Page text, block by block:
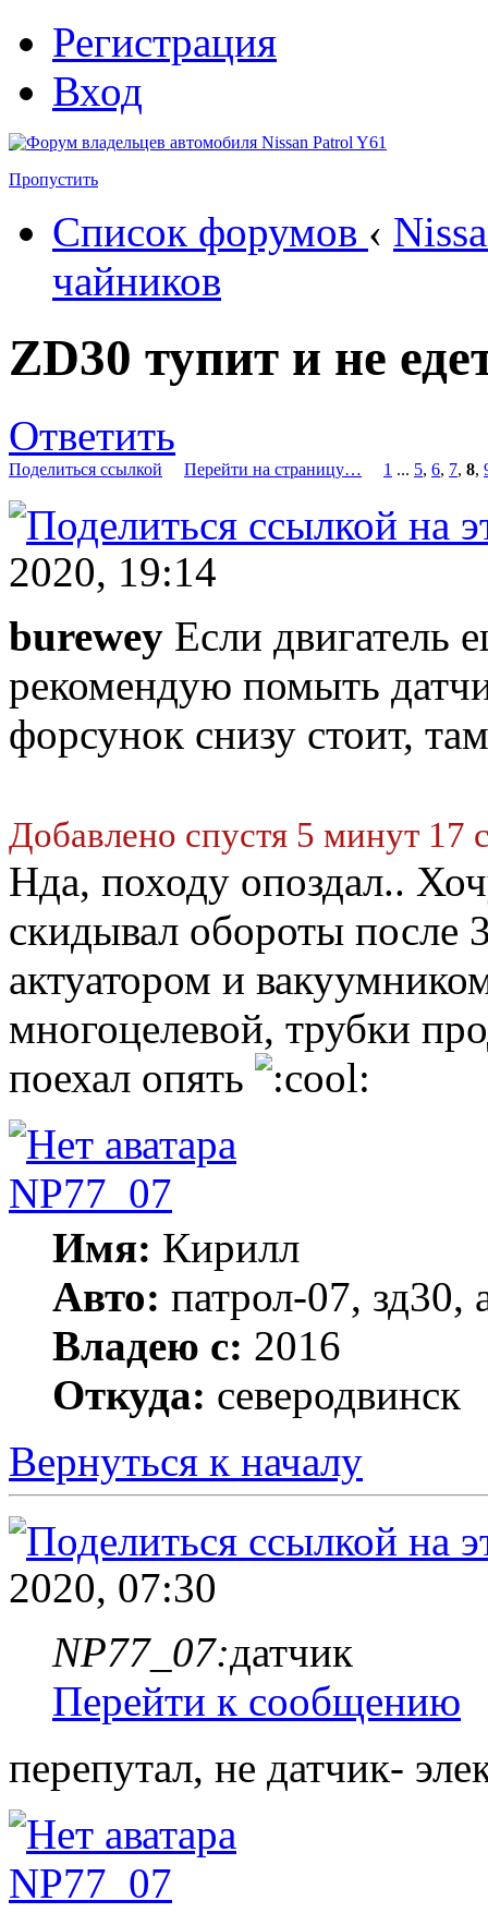
Регистрация
Вход
Пропустить
Список форумов ‹
чайников
ZD30 тупит и не
Ответить
Поделиться ссылкой Перейти на страницу… 1 ... 5, 6, 7, 8,
2020, 19:14
burewey Если двигатель
рекомендую помыть
форсунок снизу стоит,
Добавлено спустя 5 минут 17
Нда, походу опоздал..
скидывал обороты
актуатором и
многоцелевой, трубки
поехал опять
NP77_07
Имя: Кирилл
Авто: патрол-07, зд30,
Владею с: 2016
Откуда: северодвинск
Вернуться к началу
2020, 07:30
NP77_07:датчик
Перейти к сообщению
перепутал, не датчик-
NP77_07